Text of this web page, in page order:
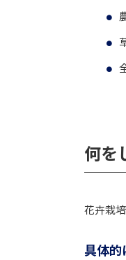
何を
花卉栽培
具体的